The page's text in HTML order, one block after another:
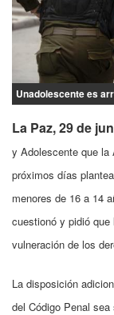
Unadolescente es
La Paz, 29 de
y Adolescente que la
próximos días
menores de 16 a 14
cuestionó y pidió
vulneración de los
La disposición
del Código Penal